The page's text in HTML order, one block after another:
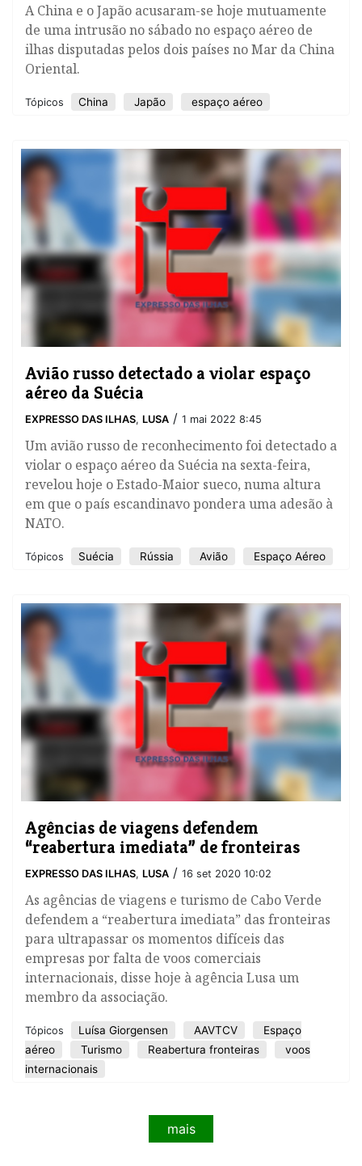
A China e o Japão acusaram-se hoje mutuamente
de uma intrusão no sábado no espaço aéreo de
ilhas disputadas pelos dois países no Mar da China
Oriental.
Tópicos China Japão espaço aéreo
Avião russo detectado a violar espaço
aéreo da Suécia
EXPRESSO DAS ILHAS, LUSA / 1 mai 2022 8:45
Um avião russo de reconhecimento foi detectado a
violar o espaço aéreo da Suécia na sexta-feira,
revelou hoje o Estado-Maior sueco, numa altura
em que o país escandinavo pondera uma adesão à
NATO.
Tópicos Suécia Rússia Avião Espaço Aéreo
Agências de viagens defendem
“reabertura imediata” de fronteiras
EXPRESSO DAS ILHAS, LUSA / 16 set 2020 10:02
As agências de viagens e turismo de Cabo Verde
defendem a “reabertura imediata” das fronteiras
para ultrapassar os momentos difíceis das
empresas por falta de voos comerciais
internacionais, disse hoje à agência Lusa um
membro da associação.
Tópicos Luísa Giorgensen AAVTCV
Espaço
aéreo
Turismo Reabertura fronteiras
voos
internacionais
mais